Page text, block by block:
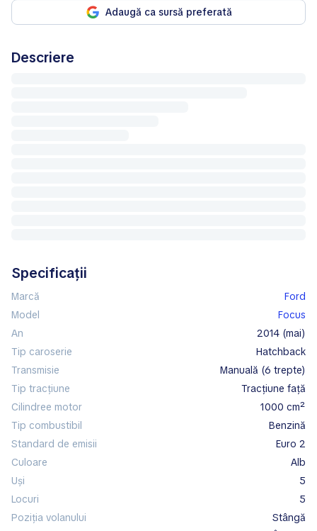
Adaugă ca sursă preferată
Descriere
Specificații
Marcă
Ford
Model
Focus
An
2014 (mai)
Tip caroserie
hatchback
Transmisie
manuală (6 trepte)
Tip tracțiune
tracțiune față
Cilindree motor
1000 cm²
Tip combustibil
benzină
Standard de emisii
Euro 2
Culoare
alb
Uși
5
Locuri
5
Poziția volanului
stângă